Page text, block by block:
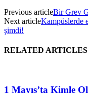
Previous articleBir Grev
Next articleKampüslerde
şimdi!
RELATED ARTICLES
1 Mayıs’ta Kimle